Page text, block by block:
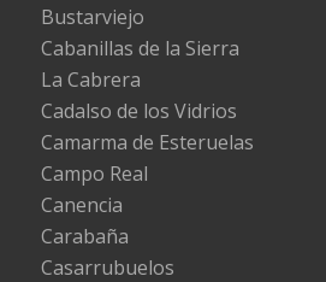
Bustarviejo
Cabanillas de la Sierra
La Cabrera
Cadalso de los Vidrios
Camarma de Esteruelas
Campo Real
Canencia
Carabaña
Casarrubuelos